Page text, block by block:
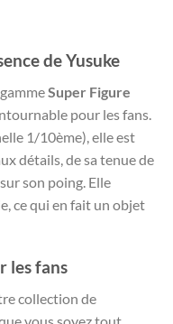
de Yusuke
Super Figure
pour les fans.
1/10ème), elle est
détails, de sa tenue de
son poing. Elle
ce qui en fait un objet
les fans
collection de